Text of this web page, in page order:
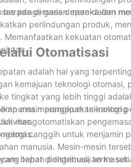
pengemasan mereka dan
di garis depan dalam
perlindungan produk,
kekuatan
Otomatisasi
adalah hal yang
kemajuan teknologi otomasi,
tingkat yang lebih tinggi
mesin pengepakan
merangkum teknologi
mengotomatiskan
canggih untuk menjamin
manusia. Mesin-mesin
tepat didistribusikan ke
bahan pengemas,